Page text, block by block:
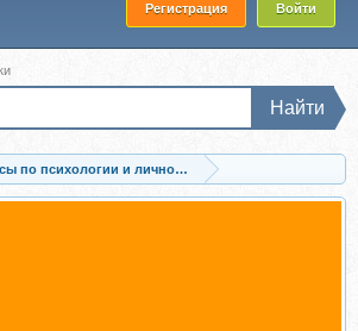
Регистрация Войти
Найти
по психологии и личностному развитию
психоанализа] Курс логотерапии и...